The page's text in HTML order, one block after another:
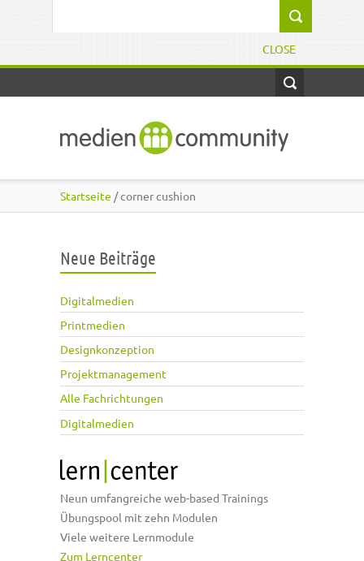
CLOSE
Startseite / corner cushion
Neue Beiträge
Digitalmedien
Printmedien
Designkonzeption
Projektmanagement
Alle Fachrichtungen
Digitalmedien
Neun umfangreiche web-based Trainings
Übungspool mit zehn Modulen
Viele weitere Lernmodule
Zum Lerncenter